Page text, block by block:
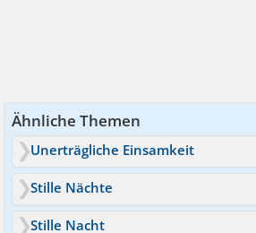
Ähnliche Themen
Unerträgliche Einsamkeit
Stille Nächte
Stille Nacht